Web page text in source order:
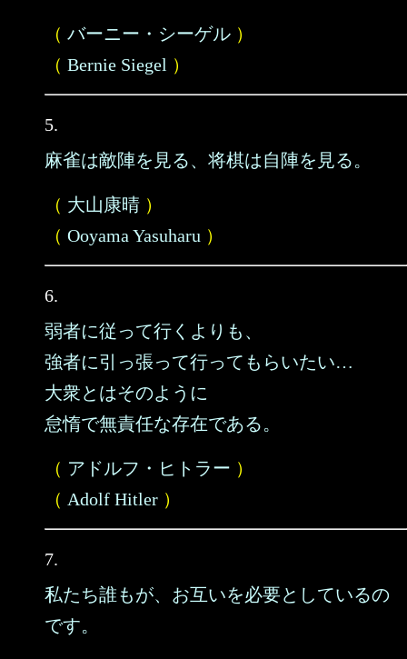
（ バーニー・シーゲル ）
（ Bernie Siegel ）
5.
麻雀は敵陣を見る、将棋は自陣を見る。
（ 大山康晴 ）
（ Ooyama Yasuharu ）
6.
弱者に従って行くよりも、
強者に引っ張って行ってもらいたい…
大衆とはそのように
怠惰で無責任な存在である。
（ アドルフ・ヒトラー ）
（ Adolf Hitler ）
7.
私たち誰もが、お互いを必要としているの
です。